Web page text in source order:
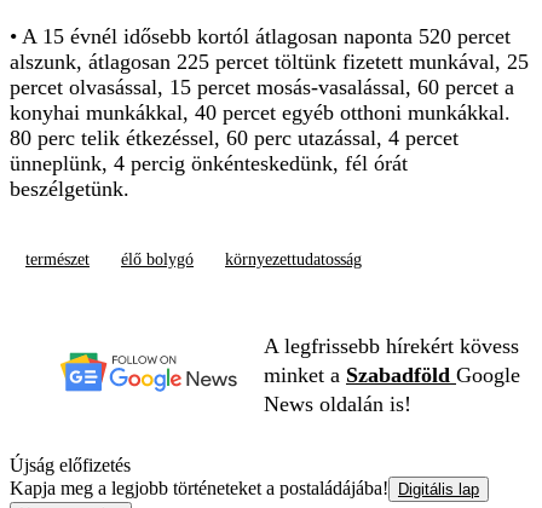
• A 15 évnél idősebb kortól átlagosan naponta 520 percet
alszunk, átlagosan 225 percet töltünk fizetett munkával, 25
percet olvasással, 15 percet mosás-vasalással, 60 percet a
konyhai munkákkal, 40 percet egyéb otthoni munkákkal.
80 perc telik étkezéssel, 60 perc utazással, 4 percet
ünneplünk, 4 percig önkénteskedünk, fél órát
beszélgetünk.
természet élő bolygó környezettudatosság
A legfrissebb hírekért kövess
minket a Szabadföld Google
News oldalán is!
Újság előfizetés
Kapja meg a legjobb történeteket a postaládájába!
Digitális lap